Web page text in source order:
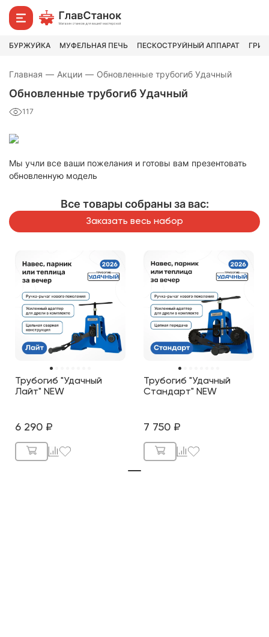
БУРЖУЙКА МУФЕЛЬНАЯ ПЕЧЬ ПЕСКОСТРУЙНЫЙ АППАРАТ
Главная — Акции — Обновленные трубогиб Удачный
Обновленные трубогиб Удачный
117
Мы учли все ваши пожелания и готовы вам презентовать
обновленную модель
Все товары собраны за вас:
Заказать весь набор
Трубогиб "Удачный
Лайт" NEW
6 290 ₽
Трубогиб "Удачный
Стандарт" NEW
7 750 ₽